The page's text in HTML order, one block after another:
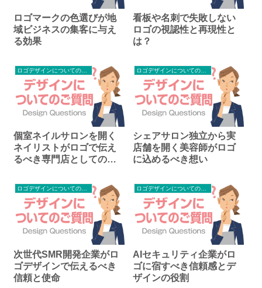
ロゴマークの色選びが地
域ビジネスの集客に与え
る効果
看板や名刺で失敗しない
ロゴの視認性と再現性と
は？
個室ネイルサロンを開く
ネイリストがロゴで伝え
るべき専門店としての品
シェアサロン独立から実
店舗を開く美容師がロゴ
に込めるべき想い
次世代SMR開発企業がロ
ゴデザインで伝えるべき
信頼と使命
AIセキュリティ企業がロ
ゴに宿すべき信頼感とデ
ザインの役割